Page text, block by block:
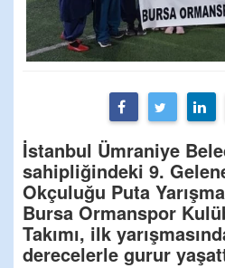
İstanbul Ümraniye
sahipliğindeki 9.
Okçuluğu Puta
Bursa Ormanspor
Takımı, ilk
derecelerle gurur